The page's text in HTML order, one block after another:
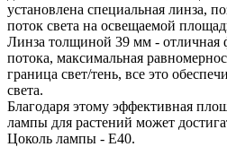
установлена специальная линза,
поток света на освещаемой
Линза толщиной 39 мм - отличная
потока, максимальная
граница свет/тень, все это
света.
Благодаря этому эффективная
лампы для растений может
Цоколь лампы - Е40.